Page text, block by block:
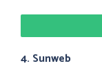
4. Sunweb